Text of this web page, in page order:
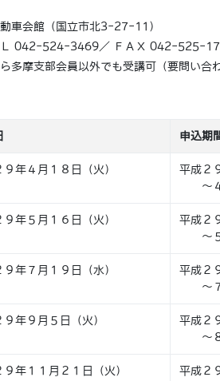
会館（国立市北3-27-11）
Ｌ 042-524-3469／ ＦＡＸ 042-525-
多摩支部会員以外でも受講可（要問い合わ
申込期
９年４月１８日（火）
平成２
～４
９年５月１６日（火）
平成２
～５
９年７月１９日（水）
平成２
～７
９年９月５日（火）
平成２
～８
９年１１月２１日（火）
平成２